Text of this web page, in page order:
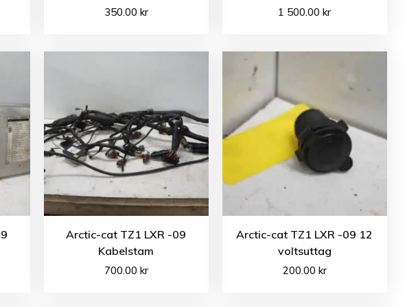
350.00 kr 1 500.00kr
Arctic-cat TZ1 LXR -09
Kabelstam
700.00 kr
Arctic-cat TZ1 LXR -09 12
voltsuttag
200.00 kr